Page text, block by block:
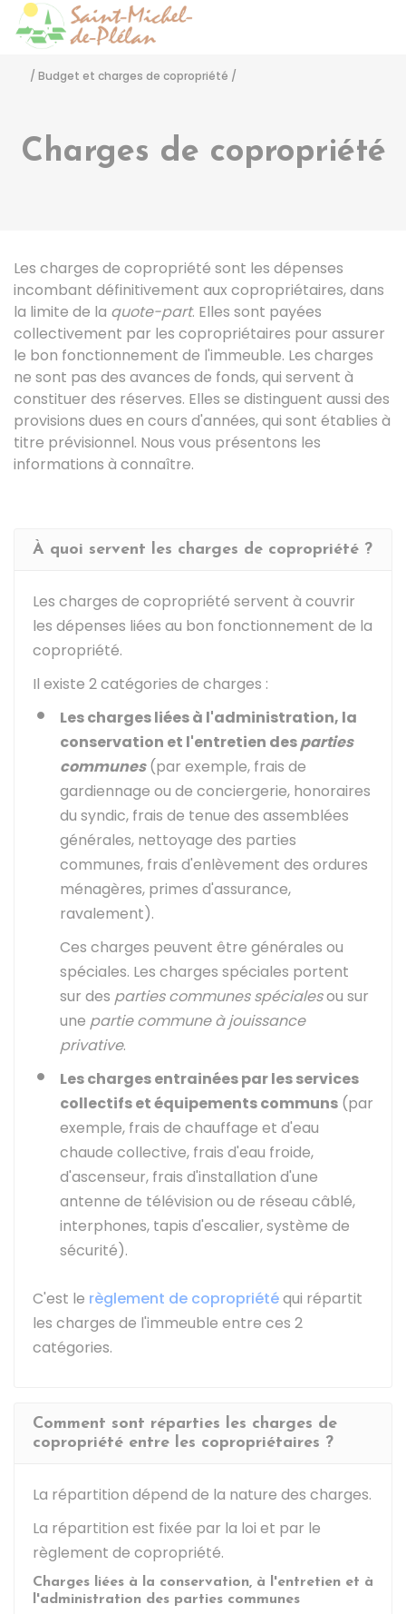
/ Budget et charges de copropriété /
Charges de copropriété
Les charges de copropriété sont les dépenses
incombant définitivement aux copropriétaires, dans
la limite de la quote-part. Elles sont payées
collectivement par les copropriétaires pour assurer
le bon fonctionnement de l'immeuble. Les charges
ne sont pas des avances de fonds, qui servent à
constituer des réserves. Elles se distinguent aussi des
provisions dues en cours d'années, qui sont établies à
titre prévisionnel. Nous vous présentons les
informations à connaître.
À quoi servent les charges de copropriété ?
Les charges de copropriété servent à couvrir
les dépenses liées au bon fonctionnement de la
copropriété.
Il existe 2 catégories de charges :
Les charges liées à l'administration, la
conservation et l'entretien desparties
communes(par exemple, frais de
gardiennage ou de conciergerie, honoraires
du syndic, frais de tenue des assemblées
générales, nettoyage des parties
communes, frais d'enlèvement des ordures
ménagères, primes d'assurance,
ravalement).
Ces charges peuvent être générales ou
spéciales. Les charges spéciales portent
sur des parties communes spécialesou sur
une partie commune à jouissance
privative.
Les charges entrainées parles services
collectifs et équipements communs (par
exemple, frais de chauffage et d'eau
chaude collective, frais d'eau froide,
d'ascenseur, frais d'installation d'une
antenne de télévision ou de réseau câblé,
interphones, tapis d'escalier, système de
sécurité).
C'est le règlement de copropriétéqui répartit
les charges de l'immeuble entre ces 2
catégories.
Comment sont réparties les charges de
copropriété entre les copropriétaires ?
La répartition dépend de la nature des charges.
La répartition est fixée par la loi et par le
règlement de copropriété.
Charges liées à la conservation, à l'entretien et à
l'administration des parties communes